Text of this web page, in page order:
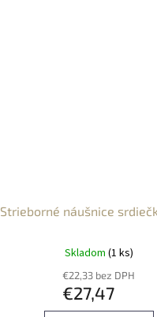
Strieborné náušnice
Skladom (1 ks)
€22,33 bez DPH
€27,47